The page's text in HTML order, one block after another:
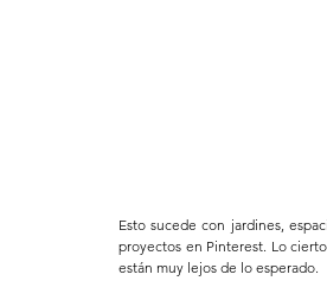
Esto sucede con jardines,
proyectos en Pinterest. Lo
están muy lejos de lo esperado.